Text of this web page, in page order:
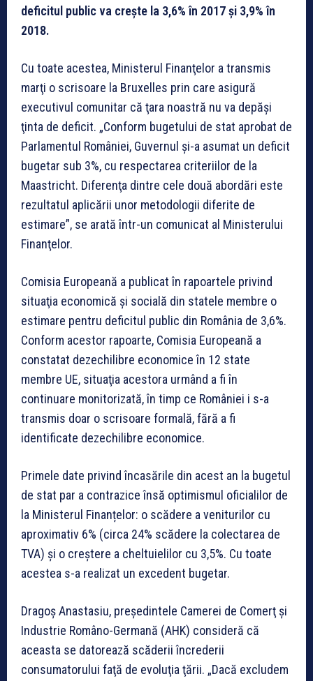
deficitul public va creşte la 3,6% în 2017 şi 3,9% în
2018.
Cu toate acestea, Ministerul Finanţelor a transmis
marţi o scrisoare la Bruxelles prin care asigură
executivul comunitar că ţara noastră nu va depăşi
ţinta de deficit. „Conform bugetului de stat aprobat de
Parlamentul României, Guvernul şi-a asumat un deficit
bugetar sub 3%, cu respectarea criteriilor de la
Maastricht. Diferenţa dintre cele două abordări este
rezultatul aplicării unor metodologii diferite de
estimare”, se arată într-un comunicat al Ministerului
Finanţelor.
Comisia Europeană a publicat în rapoartele privind
situaţia economică şi socială din statele membre o
estimare pentru deficitul public din România de 3,6%.
Conform acestor rapoarte, Comisia Europeană a
constatat dezechilibre economice în 12 state
membre UE, situaţia acestora urmând a fi în
continuare monitorizată, în timp ce României i s-a
transmis doar o scrisoare formală, fără a fi
identificate dezechilibre economice.
Primele date privind încasările din acest an la bugetul
de stat par a contrazice însă optimismul oficialilor de
la Ministerul Finanțelor: o scădere a veniturilor cu
aproximativ 6% (circa 24% scădere la colectarea de
TVA) şi o creştere a cheltuielilor cu 3,5%. Cu toate
acestea s-a realizat un excedent bugetar.
Dragoș Anastasiu, preşedintele Camerei de Comerţ şi
Industrie Româno-Germană (AHK) consideră că
aceasta se datorează scăderii încrederii
consumatorului faţă de evoluţia ţării. „Dacă excludem